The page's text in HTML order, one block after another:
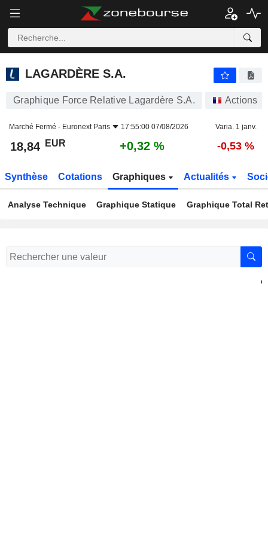
LAGARDÈRE S.A.
LAGARDÈRE S.A.
Graphique Force Relative Lagardère S.A. Actions
Marché Fermé - Euronext Paris 17:55:00 07/08/2026 Varia. 1 janv.
18,84 EUR +0,32 % -0,53 %
Synthèse Cotations Graphiques Actualités
Analyse Technique Graphique Statique Graphique Total